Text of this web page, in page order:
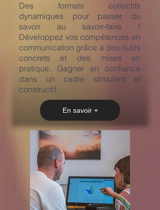
​Des formats collectifs
dynamiques pour passer du
savoir au savoir-faire !
Développez vos compétences en
communication grâce à des outils
concrets et des mises en
pratique. Gagner en confiance
dans un cadre stimulant et
constructif.
En savoir +